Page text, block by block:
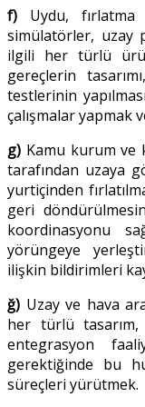
f) Uydu,
simülatörler, uzay
ilgili her türlü
gereçlerin
testlerinin
çalışmalar yapmak
g) Kamu kurum ve
tarafından uzaya
yurtiçinden
geri
koordinasyonu
yörüngeye
ilişkin bildirimleri
ğ) Uzay ve hava
her türlü
entegrasyon
gerektiğinde bu
süreçleri yürütmek.